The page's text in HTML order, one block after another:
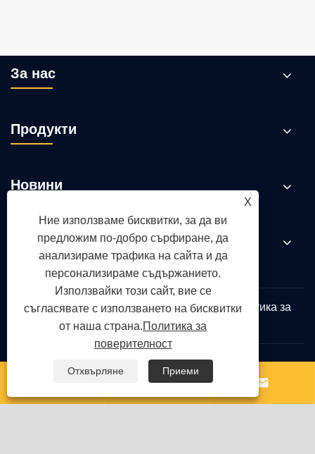
За нас
Продукти
Новини
Свържете се с нас
Links Sitemap RSS XML
Политика за
поверителност
Авторско право © 2026 Qingdao Yongte Plastic
Machinery Co., Ltd. Всички права запазени.
 
X
Ние използваме бисквитки, за да ви
предложим по-добро сърфиране, да
анализираме трафика на сайта и да
персонализираме съдържанието.
Използвайки този сайт, вие се
съгласявате с използването на бисквитки
от наша страна.Политика за
поверителност
Отхвърляне Приеми